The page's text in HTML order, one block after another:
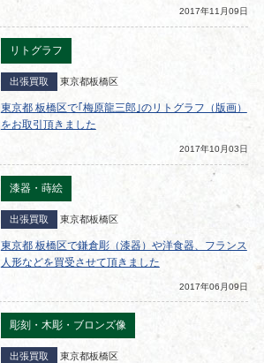
2017年11月09日
リトグラフ
出張買取 東京都板橋区
東京都 板橋区で｢梅原龍三郎｣のリトグラフ（版画）
をお取引頂きました
2017年10月03日
漆器・蒔絵
出張買取 東京都板橋区
東京都 板橋区で鎌倉彫（漆器）や洋食器、フランス
人形などを買受させて頂きました
2017年06月09日
彫刻・木彫・ブロンズ像
出張買取 東京都板橋区